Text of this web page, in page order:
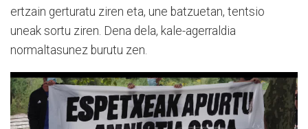
ertzain gerturatu ziren eta, une batzuetan, tentsio
uneak sortu ziren. Dena dela, kale-agerraldia
normaltasunez burutu zen.